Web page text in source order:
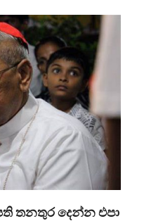
තනතුර දෙන්න එපා